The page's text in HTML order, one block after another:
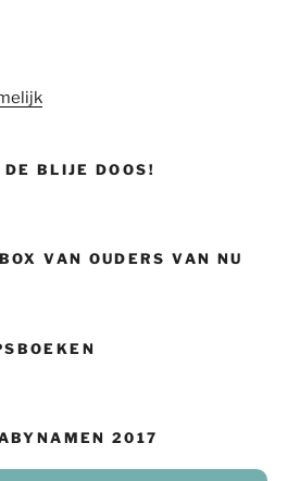
BLIJE DOOS!
VAN OUDERS VAN NU
2017